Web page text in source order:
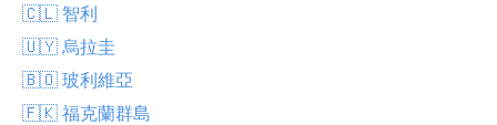
🇨🇱 智利
🇺🇾 烏拉圭
🇧🇴 玻利維亞
🇫🇰 福克蘭群島